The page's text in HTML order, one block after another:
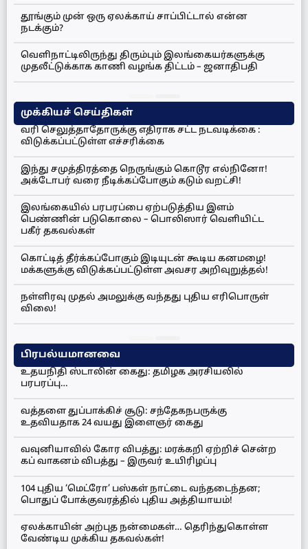
தூங்கும் முன் ஒரு ஏலக்காய் சாப்பிட்டால் என்ன
நடக்கும்?
வெளிநாட்டிலிருந்து திரும்பும் இலங்கையர்களுக்கு
முதலீட்டுக்காக காணி வழங்க திட்டம் – ஜனாதிபதி
முக்கியச் செய்திகள்
வரி செலுத்தாதோருக்கு எதிராக சட்ட நடவடிக்கை :
விடுக்கப்பட்டுள்ள எச்சரிக்கை
இந்து சமுத்திரத்தை நெருங்கும் கொடூர எல்நினோ!
அக்டோபர் வரை நீடிக்கப்போகும் கடும் வறட்சி!
இலங்கையில் பரபரப்பை ஏற்படுத்திய இளம்
பெண்ணின் படுகொலை – பொலிஸார் வெளியிட்ட
பகீர் தகவல்கள்
கொட்டித் தீர்க்கப்போகும் இடியுடன் கூடிய கனமழை!
மக்களுக்கு விடுக்கப்பட்டுள்ள அவசர அறிவுறுத்தல்!
நள்ளிரவு முதல் அமலுக்கு வந்தது புதிய எரிபொருள்
விலை!
பிரபல்யமானவை
உதயநிதி ஸ்டாலின் கைது: தமிழக அரசியலில்
பரபரப்பு…
வத்தளை துப்பாக்கிச் சூடு: சந்தேகநபருக்கு
உதவியதாக 24 வயது இளைஞர் கைது
வவுனியாவில் கோர விபத்து: மரக்கறி ஏற்றிச் சென்ற
கப் வாகனம் விபத்து – இருவர் உயிரிழப்பு
104 புதிய ‘மெட்ரோ’ பஸ்கள் நாட்டை வந்தடைந்தன;
பொதுப் போக்குவரத்தில் புதிய அத்தியாயம்!
ஏலக்காயின் அற்புத நன்மைகள்… தெரிந்துகொள்ள
வேண்டிய முக்கிய தகவல்கள்!